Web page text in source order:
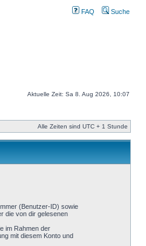
FAQ Suche
Aktuelle Zeit: Sa 8. Aug 2026, 10:07
Alle Zeiten sind UTC + 1 Stunde
(Benutzer-ID) sowie
die von dir gelesenen
im Rahmen der
mit diesem Konto und